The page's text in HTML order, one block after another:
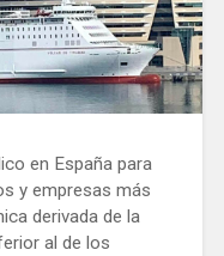
en España para
y empresas más
derivada de la
al de los